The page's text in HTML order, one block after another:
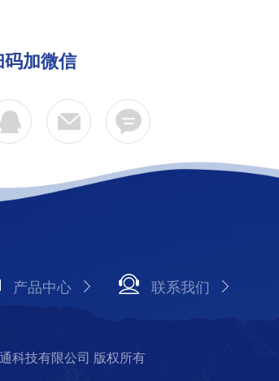
码加微信
产品中心 联系我们
科技有限公司 版权所有